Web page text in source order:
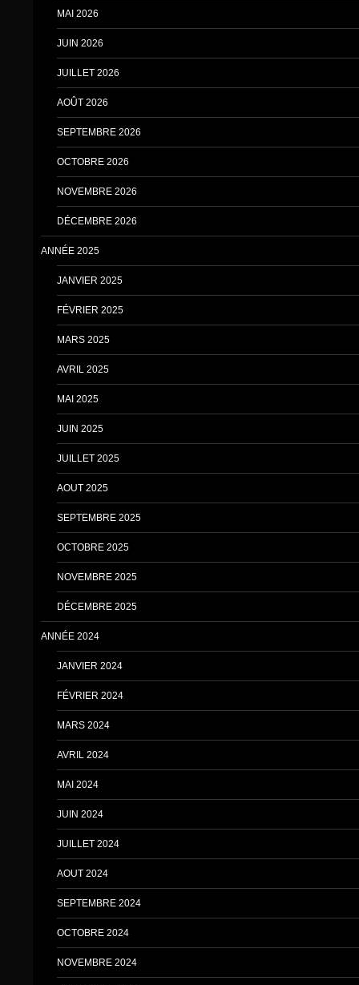
MAI 2026
JUIN 2026
JUILLET 2026
AOÛT 2026
SEPTEMBRE 2026
OCTOBRE 2026
NOVEMBRE 2026
DÉCEMBRE 2026
ANNÉE 2025
JANVIER 2025
FÉVRIER 2025
MARS 2025
AVRIL 2025
MAI 2025
JUIN 2025
JUILLET 2025
AOUT 2025
SEPTEMBRE 2025
OCTOBRE 2025
NOVEMBRE 2025
DÉCEMBRE 2025
ANNÉE 2024
JANVIER 2024
FÉVRIER 2024
MARS 2024
AVRIL 2024
MAI 2024
JUIN 2024
JUILLET 2024
AOUT 2024
SEPTEMBRE 2024
OCTOBRE 2024
NOVEMBRE 2024